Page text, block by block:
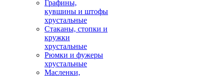
Графины,
кувшины и штофы
хрустальные
Стаканы, стопки и
кружки
хрустальные
Рюмки и фужеры
хрустальные
Масленки,